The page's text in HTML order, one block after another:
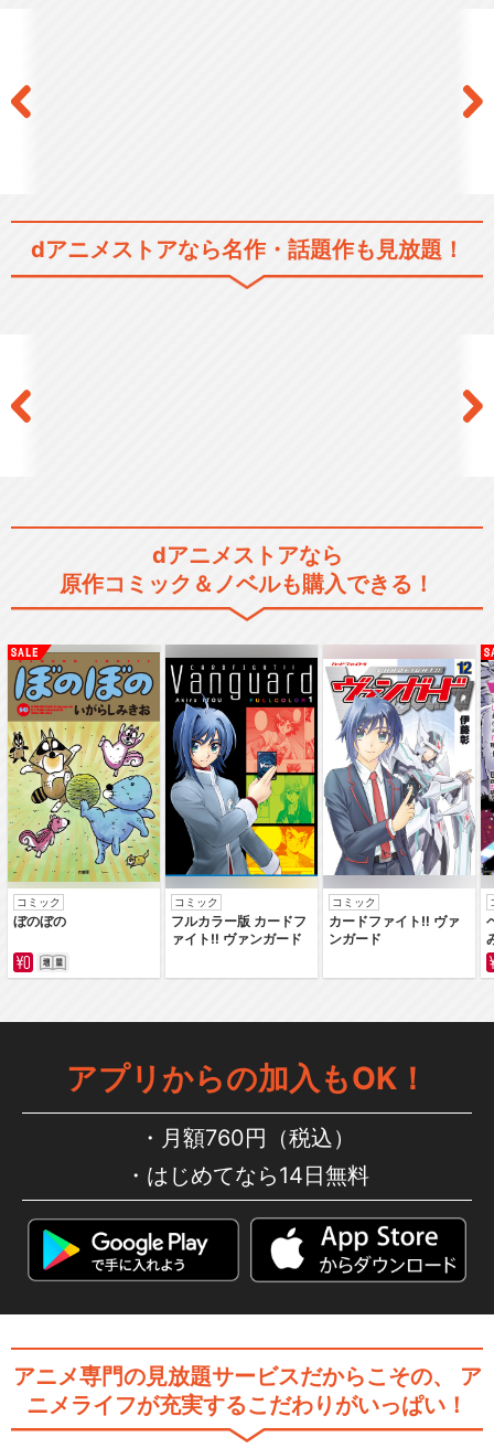
真救世主伝説 北斗の拳 ラオ
ウ伝 殉愛の章
ウ伝 激闘の章
真救世主伝説 北斗の拳 トキ
伝
真救世主伝説 北斗の拳 ZER
O ケンシロウ伝
北斗の拳 ラオウ外伝 天の覇王
蒼天の拳 REGENESIS
dアニメストアなら名作・話題作も見放題！
dアニメストアなら
原作コミック＆ノベルも購入できる！
コミック
ぼのぼの
コミック
フルカラー版 カードフ
ァイト‼ ヴァンガード
コミック
カードファイト‼ ヴァ
ンガード
アプリからの加入もOK！
月額760円（税込）
はじめてなら14日無料
アニメ専門の見放題サービスだからこその、
ア
ニメライフが充実するこだわりがいっぱい！